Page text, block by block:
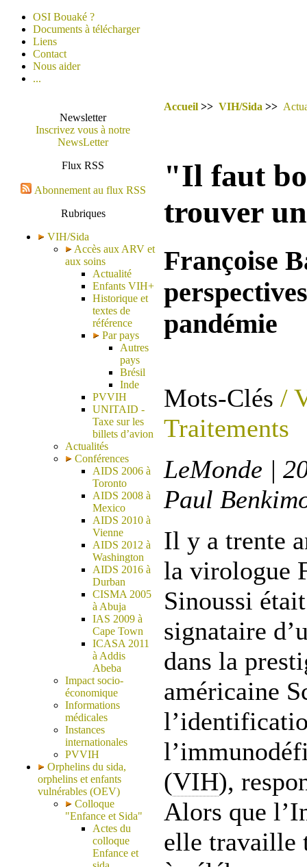
OSI Bouaké ?
Documents à télécharger
Liens
Contact
Nous aider
...
Newsletter
Inscrivez vous à notre
NewsLetter
Flux RSS
Abonnement au flux RSS
Rubriques
VIH/Sida
Accès aux ARV et
aux soins
Actualité
Enfants VIH+
Historique et
textes de
référence
Par pays
Autres
pays
Brésil
Inde
PVVIH
UNITAID -
Taxe sur les
billets d’avion
Actualités
Conférences
AIDS 2006 à
Toronto
AIDS 2008 à
Mexico
AIDS 2010 à
Vienne
AIDS 2012 à
Washington
AIDS 2016 à
Durban
CISMA 2005
à Abuja
IAS 2009 à
Cape Town
ICASA 2011
à Addis
Abeba
Impact socio-
économique
Informations
médicales
Instances
internationales
PVVIH
Orphelins du sida,
orphelins et enfants
vulnérables (OEV)
Colloque
"Enfance et Sida"
Actes du
colloque
Enfance et
Accueil >> VIH/Sida >>
"Il faut
trouver
Françoise
pandémie
Mots-Clés /
Traitements
LeMonde |
Paul
Il y a trente
la virologue
Sinoussi
signataire
dans la
américaine
(VIH),
Alors que
elle travaille